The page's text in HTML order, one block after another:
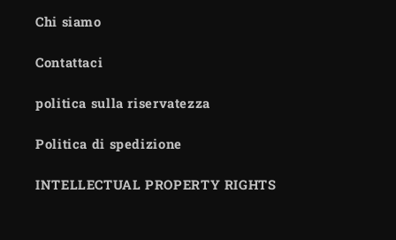
Chi siamo
Contattaci
politica sulla riservatezza
Politica di spedizione
INTELLECTUAL PROPERTY RIGHTS